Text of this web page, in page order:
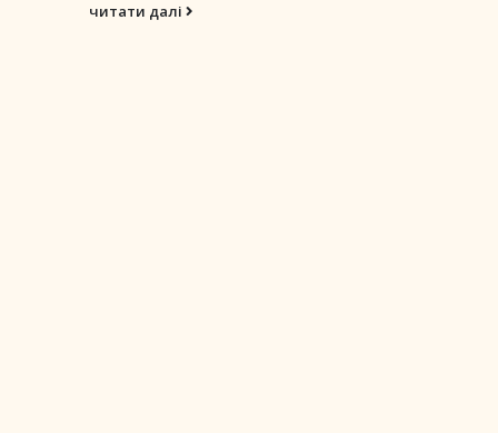
читати далі